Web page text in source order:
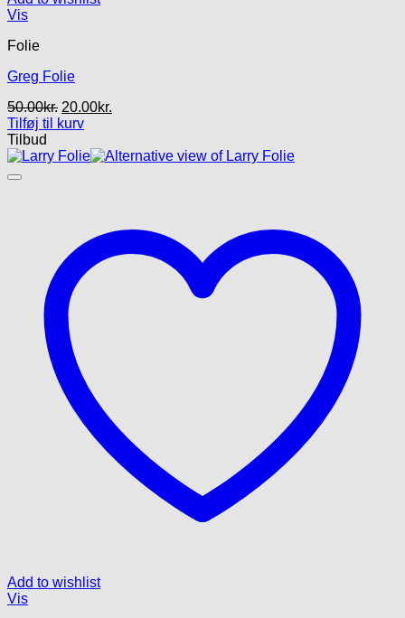
Vis
Folie
Greg Folie
50.00kr. Den
oprindelige
var:
20.00kr.
er:
Tilføj til kurv
Tilbud
Add to wishlist
Vis